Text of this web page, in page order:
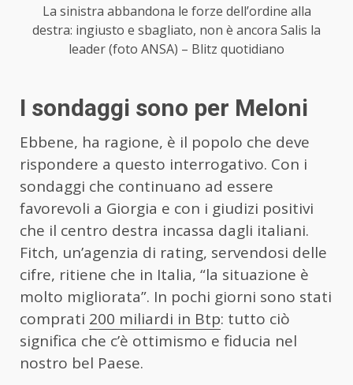
La sinistra abbandona le forze dell’ordine alla
destra: ingiusto e sbagliato, non è ancora Salis la
leader (foto ANSA) – Blitz quotidiano
I sondaggi sono per Meloni
Ebbene, ha ragione, è il popolo che deve
rispondere a questo interrogativo. Con i
sondaggi che continuano ad essere
favorevoli a Giorgia e con i giudizi positivi
che il centro destra incassa dagli italiani.
Fitch, un’agenzia di rating, servendosi delle
cifre, ritiene che in Italia, “la situazione è
molto migliorata”. In pochi giorni sono stati
comprati 200 miliardi in Btp: tutto ciò
significa che c’è ottimismo e fiducia nel
nostro bel Paese.